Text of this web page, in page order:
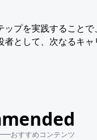
ップを実践することで
者として、次なるキャ
おすすめコンテンツ